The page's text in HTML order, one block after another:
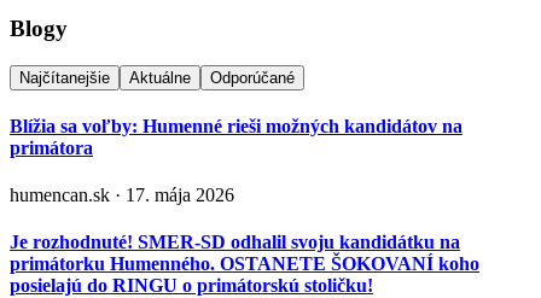
Blogy
Najčítanejšie Aktuálne Odporúčané
Blížia sa voľby: Humenné rieši možných kandidátov na
primátora
humencan.sk · 17. mája 2026
Je rozhodnuté! SMER-SD odhalil svoju kandidátku na
primátorku Humenného. OSTANETE ŠOKOVANÍ koho
posielajú do RINGU o primátorskú stoličku!